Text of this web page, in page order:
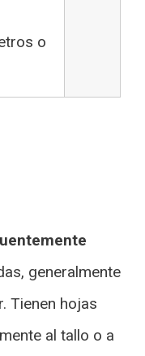
o
generalmente
Tienen hojas
al tallo o a